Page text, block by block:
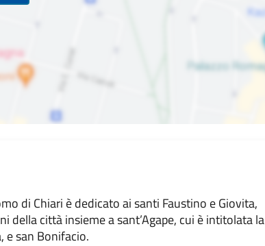
di Chiari è dedicato ai santi Faustino e Giovita,
della città insieme a sant’Agape, cui è intitolata la
e san Bonifacio.